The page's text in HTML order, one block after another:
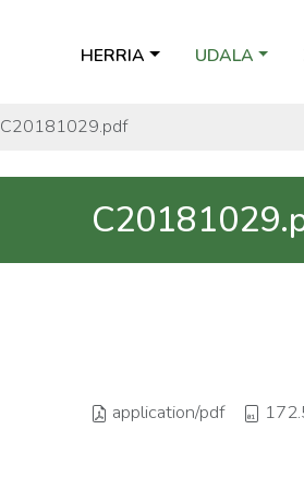
HERRIA UDALA
C20181029.pdf
application/pdf